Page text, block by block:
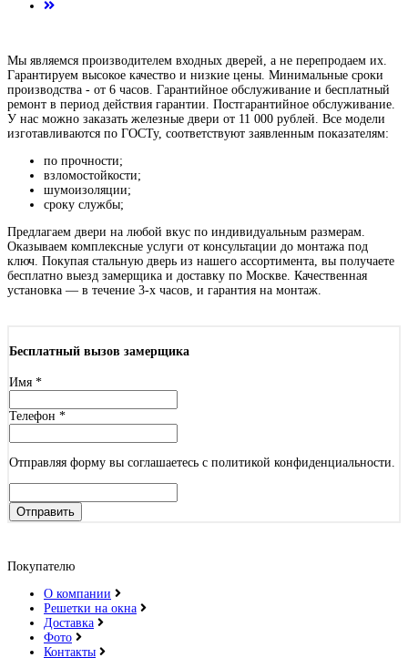
Мы являемся производителем входных дверей, а не перепродаем их.
Гарантируем высокое качество и низкие цены. Минимальные сроки
производства - от 6 часов. Гарантийное обслуживание и бесплатный
ремонт в период действия гарантии. Постгарантийное обслуживание.
У нас можно заказать железные двери от 11 000 рублей. Все модели
изготавливаются по ГОСТу, соответствуют заявленным показателям:
по прочности;
взломостойкости;
шумоизоляции;
cроку службы;
Предлагаем двери на любой вкус по индивидуальным размерам.
Оказываем комплексные услуги от консультации до монтажа под
ключ. Покупая стальную дверь из нашего ассортимента, вы получаете
бесплатно выезд замерщика и доставку по Москве. Качественная
установка — в течение 3-х часов, и гарантия на монтаж.
Бесплатный вызов замерщика
Имя *
Телефон *
Отправляя форму вы соглашаетесь с политикой конфиденциальности.
Отправить
Покупателю
О компании
Решетки на окна
Доставка
Фото
Контакты